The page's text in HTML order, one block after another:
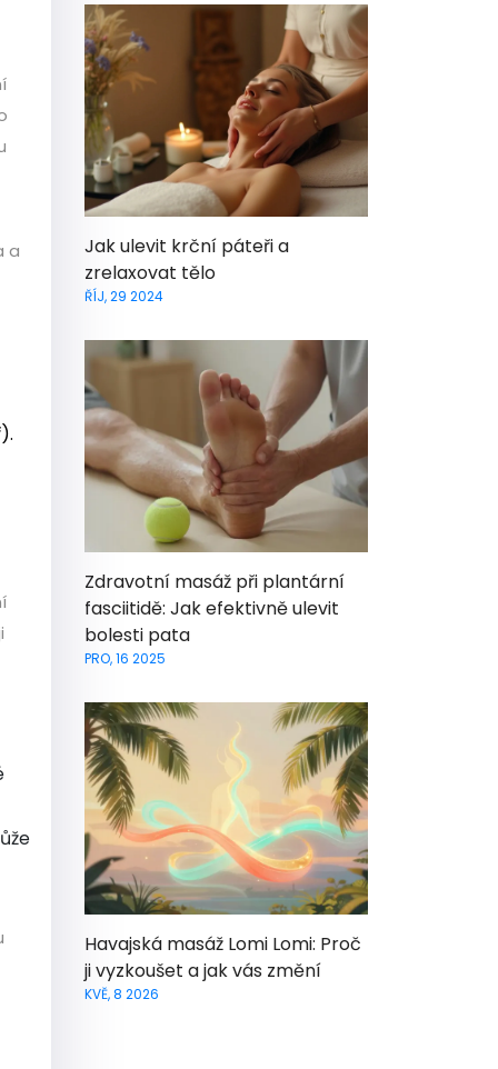
a
Jak ulevit krční páteři a
zrelaxovat tělo
ŘÍJ, 29 2024
Zdravotní masáž při plantární
fasciitidě: Jak efektivně ulevit
bolesti pata
PRO, 16 2025
Havajská masáž Lomi Lomi: Proč
ji vyzkoušet a jak vás změní
KVĚ, 8 2026